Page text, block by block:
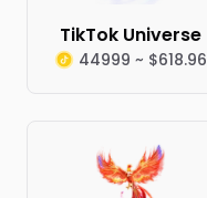
TikTok Universe
44999 ~ $618.96